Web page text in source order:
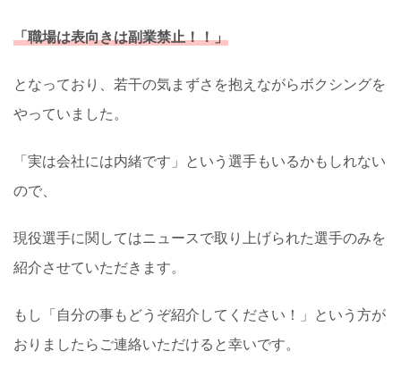
「職場は表向きは副業禁止！！」
となっており、若干の気まずさを抱えながらボクシングを
やっていました。
「実は会社には内緒です」という選手もいるかもしれない
ので、
現役選手に関してはニュースで取り上げられた選手のみを
紹介させていただきます。
もし「自分の事もどうぞ紹介してください！」という方が
おりましたらご連絡いただけると幸いです。